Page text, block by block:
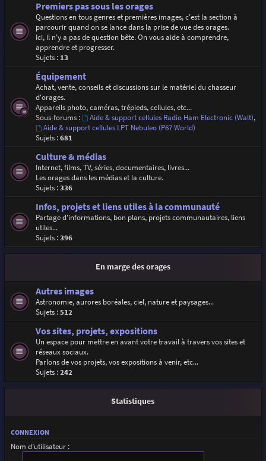
Premiers pas sous les orages
Questions en tous genres et premières images, c'est la section à
parcourir quand on se lance dans la prise de vue des orages.
Ici, il n'y a pas de question bête. On vous aide à comprendre,
apprendre et progresser.
Sujets : 13
Équipement
Achat, vente, conseils et discussions sur le matériel du chasseur
d'orages.
Appareils photo, caméras, trépieds, cellules, etc...
Sous-forums :
Aide & support cellules Radio Ham Electronic (Walt),
Aide & support cellules LPT Nebuleo (P67 World)
Sujets :681
Culture & médias
Internet, films, TV, séries, documentaires, livres...
Les orages dans les médias et la culture.
Sujets :336
Infos, projets et liens utiles à la communauté
Partage d'informations, bon plans, projets communautaires, liens
utiles...
Sujets :396
En marge des orages
Autres images
Astronomie, aurores boréales, ciel, nature et paysages...
Sujets :512
Vos sites, projets, expositions
Un espace pour mettre en avant votre travail à travers vos sites et
réseaux sociaux.
Parlons de vos projets, vos expositions à venir, etc...
Sujets :242
Statistiques
CONNEXION
Nom d’utilisateur :